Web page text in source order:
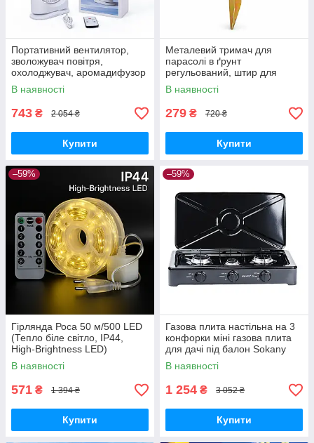
Портативний вентилятор,
зволожувач повітря,
охолоджувач, аромадифузор
FH-666
В наявності
743 ₴ 2 054 ₴
Купити
Металевий тримач для
парасолі в ґрунт
регульований, штир для
садової парасолі з
фіксатором
В наявності
279 ₴ 720 ₴
Купити
–59%
Гірлянда Роса 50 м/500 LED
(Тепло біле світло, IP44,
High-Brightness LED)
В наявності
571 ₴ 1 394 ₴
Купити
–59%
Газова плита настільна на 3
конфорки міні газова плита
для дачі під балон Sokany
В наявності
1 254 ₴ 3 052 ₴
Купити